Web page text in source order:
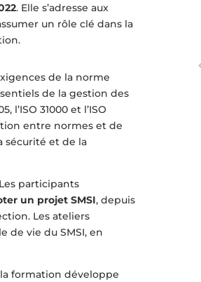
. Elle s’adresse aux
un rôle clé dans la
de la norme
de la gestion des
l’ISO 31000 et l’ISO
entre normes et de
sécurité et de la
participants
un projet SMSI, depuis
Les ateliers
de vie du SMSI, en
formation développe